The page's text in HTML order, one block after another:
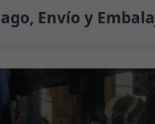
muestras a
Envío y
para los
EXW, FOB, CFR, CIF
Palés + Divisores,